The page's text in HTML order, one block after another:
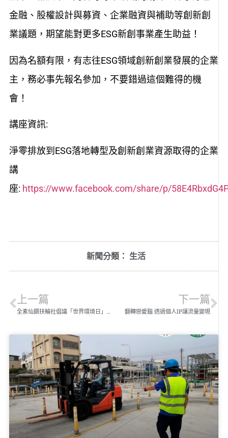
金融、股權設計與募資、企業融資與補助等創新創
業議題，期望能對更多ESG新創事業產生助益！
因為名額有限，有志往ESG領域創新創業發展的企業
主，務必事先報名參加，不要錯過這個難得的機
會！
講座資訊:
淨零排放到ESG落地轉型及創新創業資源取得的企業
講
座: https://www.facebook.com/share/p/
新聞分類： 生活
上一篇
全素仙饌扶輪社倡議「世界環境日」為「扶輪蔬食日」
下一篇
翻轉戀愛腦 透過個人IP讓流量變現